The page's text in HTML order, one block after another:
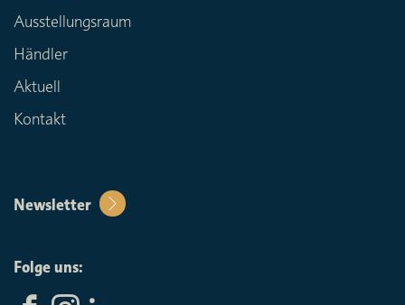
Ausstellungsraum
Händler
Aktuell
Kontakt
Newsletter
Folge uns: